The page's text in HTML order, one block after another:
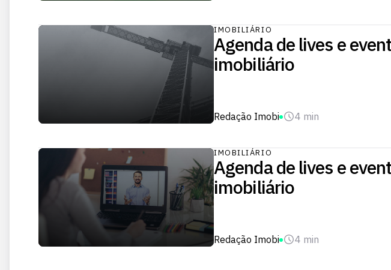
IMOBILIÁRIO
Agenda de lives e
imobiliário
Redação Imobi 4 min
IMOBILIÁRIO
Agenda de lives e
imobiliário
Redação Imobi 4 min